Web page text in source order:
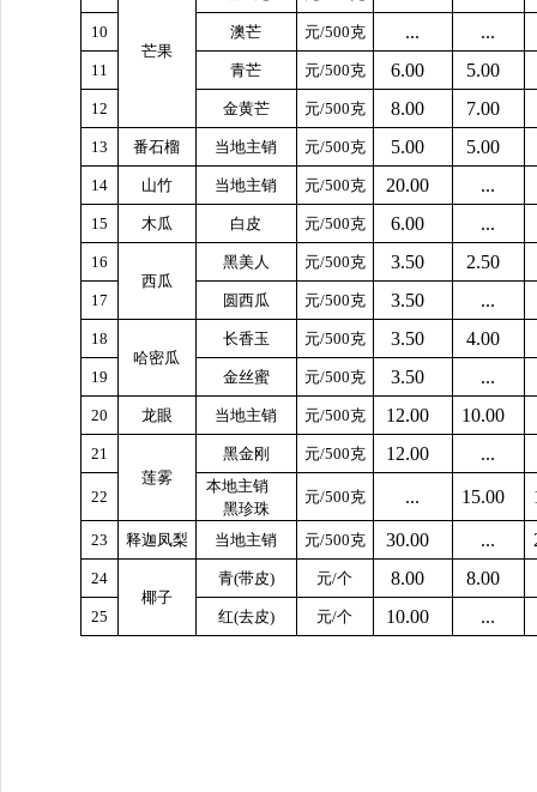
芒果
10 澳芒 元/500克 ... ...
11 青芒 元/500克 6.00 5.00
12 金黄芒 元/500克 8.00 7.00
13 番石榴 当地主销 元/500克 5.00 5.00
14 山竹 当地主销 元/500克 20.00 ...
15 木瓜 白皮 元/500克 6.00 ...
16
西瓜
黑美人 元/500克 3.50 2.50
17 圆西瓜 元/500克 3.50 ...
18
哈密瓜
长香玉 元/500克 3.50 4.00
19 金丝蜜 元/500克 3.50 ...
20 龙眼 当地主销 元/500克 12.00 10.00
21
莲雾
黑金刚 元/500克 12.00 ...
22
本地主销
黑珍珠
元/500克 ... 15.00
23 释迦凤梨 当地主销 元/500克 30.00 ...
24
椰子
青(带皮) 元/个 8.00 8.00
25 红(去皮) 元/个 10.00 ...